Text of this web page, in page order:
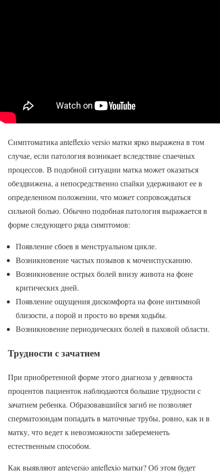
Симптоматика anteflexio versio матки ярко выражена в том
случае, если патология возникает вследствие спаечных
процессов. В подобной ситуации матка может оказаться
обездвижена, а непосредственно спайки удерживают ее в
определенном положении, что может сопровождаться
сильной болью. Обычно подобная патология выражается в
форме следующего ряда симптомов:
Появление сбоев в менструальном цикле.
Возникновение частых позывов к мочеиспусканию.
Возникновение острых болей внизу живота на фоне
критических дней.
Появление ощущения дискомфорта на фоне интимной
близости, а порой и просто во время ходьбы.
Возникновение периодических болей в паховой области.
Трудности с зачатием
При приобретенной форме этого диагноза у девяноста
процентов пациенток наблюдаются большие трудности с
зачатием ребенка. Образовавшийся загиб не позволяет
сперматозоидам попадать в маточные трубы, ровно, как и в
матку, что ведет к невозможности забеременеть
естественным способом.
Как выявляют anteversio anteflexio матки? Об этом будет